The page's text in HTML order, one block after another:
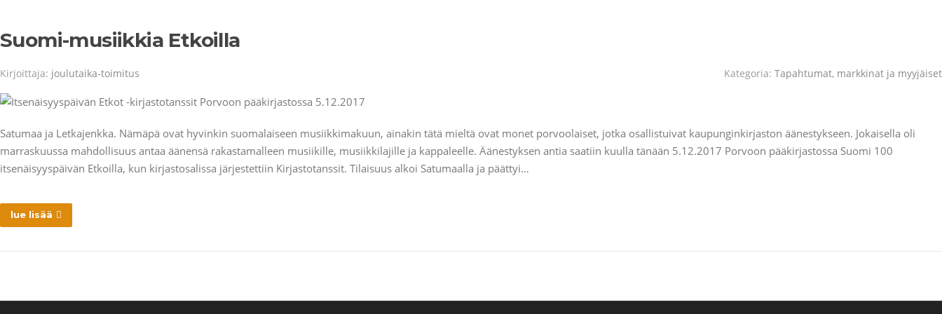
Suomi-musiikkia Etkoilla
Kirjoittaja: joulutaika-toimitus Kategoria: Tapahtumat, markkinat ja myyjäiset
Satumaa ja Letkajenkka. Nämäpä ovat hyvinkin suomalaiseen musiikkimakuun, ainakin tätä mieltä ovat monet porvoolaiset, jotka osallistuivat kaupunginkirjaston äänestykseen. Jokaisella oli
marraskuussa mahdollisuus antaa äänensä rakastamalleen musiikille, musiikkilajille ja kappaleelle. Äänestyksen antia saatiin kuulla tänään 5.12.2017 Porvoon pääkirjastossa Suomi 100
itsenäisyyspäivän Etkoilla, kun kirjastosalissa järjestettiin Kirjastotanssit. Tilaisuus alkoi Satumaalla ja päättyi…
lue lisää